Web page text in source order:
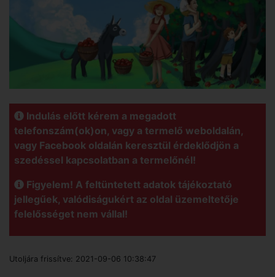
Indulás előtt kérem a megadott
telefonszám(ok)on, vagy a termelő weboldalán,
vagy Facebook oldalán keresztül érdeklődjön a
szedéssel kapcsolatban a termelőnél!
Figyelem! A feltüntetett adatok tájékoztató
jellegűek, valódiságukért az oldal üzemeltetője
felelősséget nem vállal!
Utoljára frissítve: 2021-09-06 10:38:47